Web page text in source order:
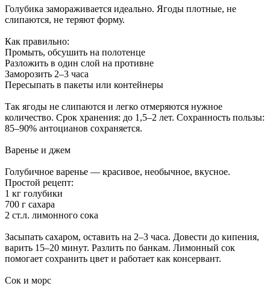
Голубика замораживается идеально. Ягоды плотные, не
слипаются, не теряют форму.
Как правильно:
Промыть, обсушить на полотенце
Разложить в один слой на противне
Заморозить 2–3 часа
Пересыпать в пакеты или контейнеры
Так ягоды не слипаются и легко отмеряются нужное
количество. Срок хранения: до 1,5–2 лет. Сохранность пользы:
85–90% антоцианов сохраняется.
Варенье и джем
Голубичное варенье — красивое, необычное, вкусное.
Простой рецепт:
1 кг голубики
700 г сахара
2 ст.л. лимонного сока
Засыпать сахаром, оставить на 2–3 часа. Довести до кипения,
варить 15–20 минут. Разлить по банкам. Лимонный сок
помогает сохранить цвет и работает как консервант.
Сок и морс